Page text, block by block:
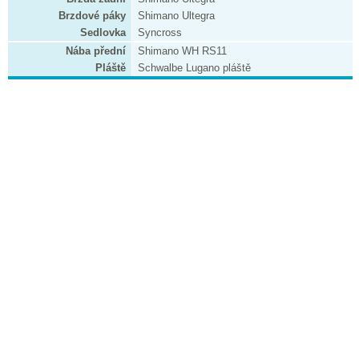
Brzdové páky
Shimano Ultegra
Sedlovka
Syncross
Nába přední
Shimano WH RS11
Pláště
Schwalbe Lugano pláště